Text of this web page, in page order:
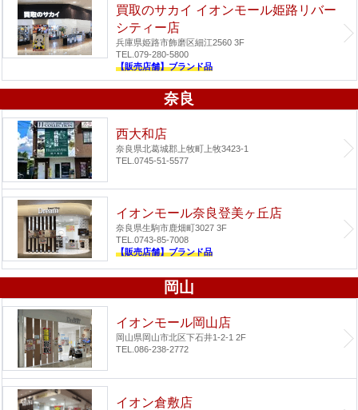
買取のサカイ イオンモール姫路リバー
シティー店
兵庫県姫路市飾磨区細江2560 3F
TEL.079-280-5800
【販売店舗】ブランド品
奈良
西大和店
奈良県北葛城郡上牧町上牧3423-1
TEL.0745-51-5577
イオンモール奈良登美ヶ丘店
奈良県生駒市鹿畑町3027 3F
TEL.0743-85-7008
【販売店舗】ブランド品
岡山
イオンモール岡山店
岡山県岡山市北区下石井1-2-1 2F
TEL.086-238-2772
イオン倉敷店